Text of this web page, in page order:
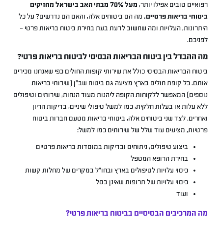
רפואיים טובים אפילו יותר,
מעל 70% מבתי האב בישראל מחזיקים
ביטוחי בריאות פרטיים. מה הם ביטוחים אלה, והאם הם נדרשים? על כל
היתרונות, העלויות ומה שחשוב לדעת בעת בחירת ביטוח בריאות פרטי –
לפניכם.
מה ההבדל בין ביטוח הבריאות הבסיסי לביטוח בריאות פרטי?
ביטוח הבריאות הבסיסי כולל את שירותי קופות החולים כפי שאנחנו מכירים
אותם. כל קופת חולים בארץ מציעה גם ביטוח שב”ן (שירותי בריאות
נוספים) המאפשר ללקוחות הקופה ליהנות מעוד הנחות, שירותים וטיפולים
ללא עלות או בעלות חלקית, כמו למשל טיפולי שיניים, בדיקות הריון
ואחרים. לצד שני ביטוחים אלה, ביטוחי בריאות מטעם חברות ביטוח
פרטיות, מציעים עוד שלל של שירותים כמו למשל:
ביצוע טיפולים, ניתוחים ובדיקות במוסדות בריאות פרטיים
בחירת הרופא המטפל
כיסוי עלויות לטיפולים בארץ ובחו”ל במקרים של מחלות קשות
כיסוי עלויות של תרופות שאינן בסל
ועוד
מה המרכיבים הבסיסיים בביטוח בריאות פרטי?